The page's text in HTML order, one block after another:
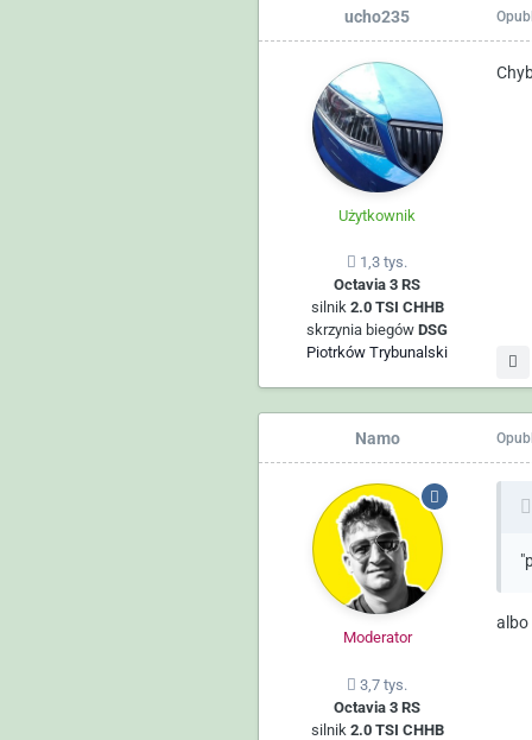
ucho235
Użytkownik
1,3 tys.
Octavia 3 RS
silnik 2.0 TSI CHHB
skrzynia biegówDSG
Piotrków Trybunalski
Namo
Moderator
3,7 tys.
Octavia 3 RS
silnik 2.0 TSI CHHB
albo